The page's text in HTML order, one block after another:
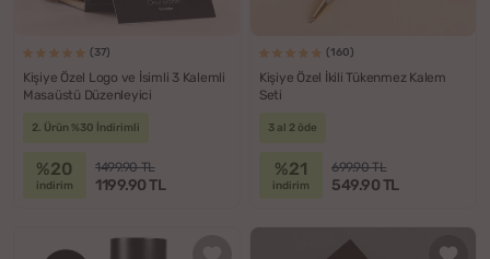
(37)
Kişiye Özel Logo ve İsimli 3 Kalemli
Masaüstü Düzenleyici
2. Ürün %30 İndirimli
%20
indirim
1499.90 TL
1199.90 TL
(160)
Kişiye Özel İkili Tükenmez Kalem
Seti
3 al 2 öde
%21
indirim
699.90 TL
549.90 TL